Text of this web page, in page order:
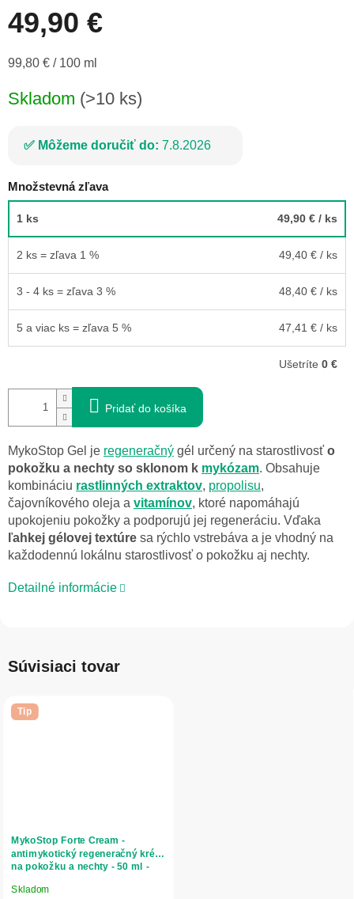
49,90 €
Jednotková
99,80 € / 100 ml
Skladom (>10 ks)
Môžeme doručiť do: 7.8.2026
Množstevná zľava
1 ks 49,90 € / ks
2 ks = zľava 1 % 49,40 € / ks
3 - 4 ks = zľava 3 % 48,40 € / ks
5 a viac ks = zľava 5 % 47,41 € / ks
Ušetríte 0 €
Pridať do košíka
MykoStop Gel je regeneračný gél určený na starostlivosť o
pokožku a nechty so sklonom k mykózam. Obsahuje
kombináciu rastlinných extraktov, propolisu,
čajovníkového oleja a vitamínov, ktoré napomáhajú
upokojeniu pokožky a podporujú jej regeneráciu. Vďaka
ľahkej gélovej textúre sa rýchlo vstrebáva a je vhodný na
každodennú lokálnu starostlivosť o pokožku aj nechty.
Detailné informácie
Súvisiaci tovar
Tip
MykoStop Forte Cream -
antimykotický regeneračný krém
na pokožku a nechty - 50 ml -
Priemerné
Skladom